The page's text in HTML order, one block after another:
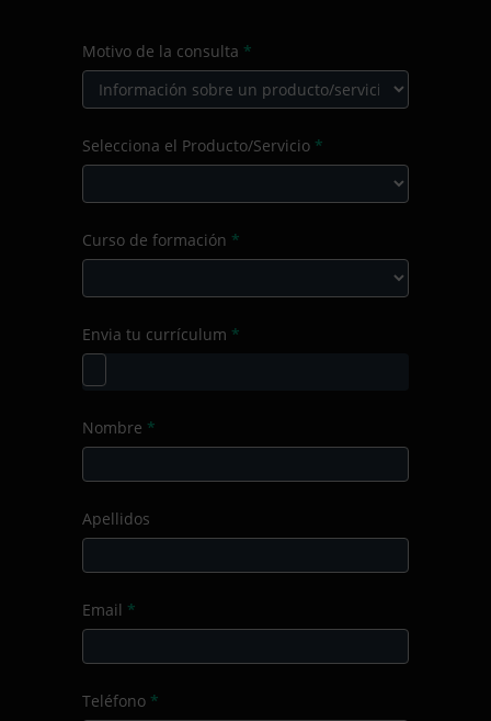
CONTACTO
PRINCIPAL
Motivo de la consulta *
de
Selecciona el Producto/Servicio *
Producto/Servicio
Curso de formación *
Envia tu currículum *
Nombre *
Apellidos
Email *
Teléfono *